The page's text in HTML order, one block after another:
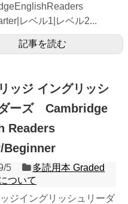
レベル1|レベル2...
記事を読む
ッジ イングリッシ
ーズ Cambridge
Readers
Beginner
5
多読用本 Graded
ついて
ジイングリッシュリーダ